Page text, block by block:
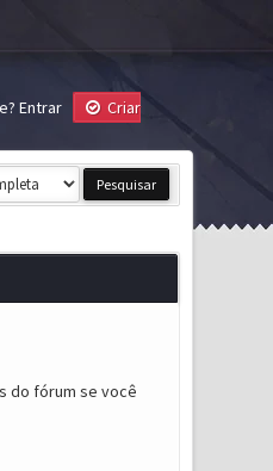
Entrar
Criar
do fórum se você